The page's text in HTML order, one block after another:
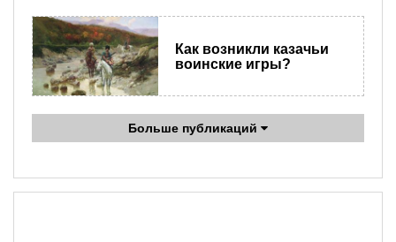
Как возникли казачьи
воинские игры?
Больше публикаций